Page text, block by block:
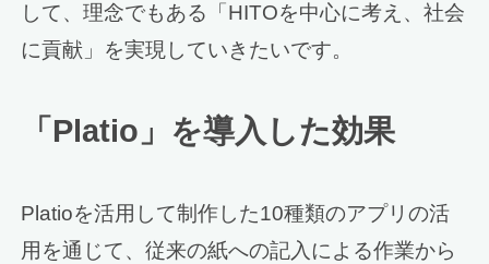
して、理念でもある「HITOを中心に考え、社会
に貢献」を実現していきたいです。
「Platio」を導入した効果
Platioを活用して制作した10種類のアプリの活
用を通じて、従来の紙への記入による作業から